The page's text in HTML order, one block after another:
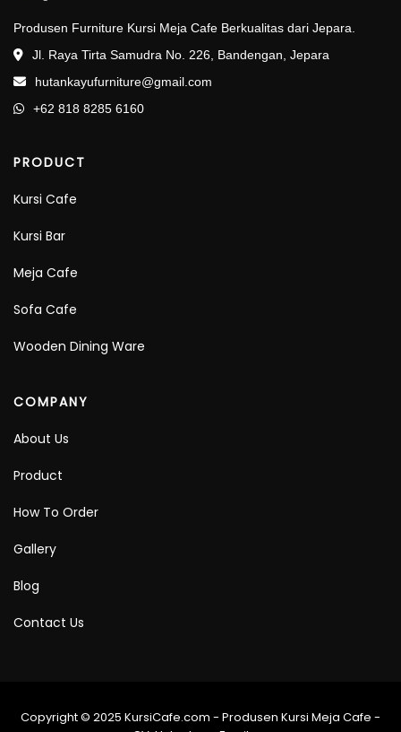
Produsen Furniture Kursi Meja Cafe Berkualitas dari Jepara.
Jl. Raya Tirta Samudra No. 226, Bandengan, Jepara
hutankayufurniture@gmail.com
+62 818 8285 6160
PRODUCT
Kursi Cafe
Kursi Bar
Meja Cafe
Sofa Cafe
Wooden Dining Ware
COMPANY
About Us
Product
How To Order
Gallery
Blog
Contact Us
Copyright © 2025 KursiCafe.com - Produsen Kursi Meja Cafe -